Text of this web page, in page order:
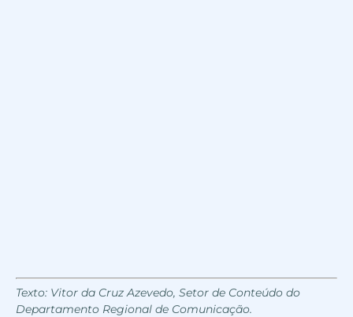
Texto: Vitor da Cruz Azevedo, Setor de Conteúdo do
Departamento Regional de Comunicação.